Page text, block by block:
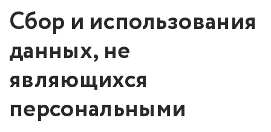
Сбор и использования
данных, не
являющихся
персональными